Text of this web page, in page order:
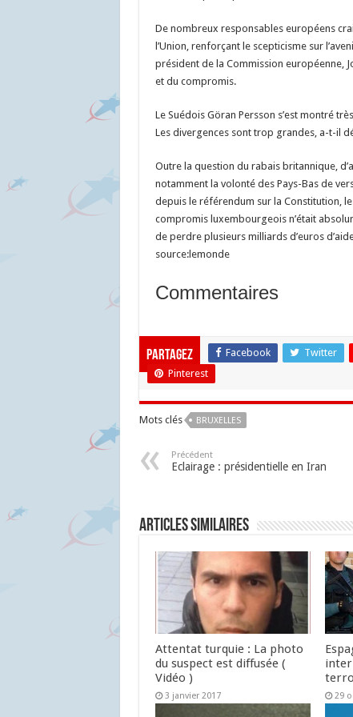
De nombreux responsables européens
l’Union, renforçant le scepticisme sur
président de la Commission européenne,
et du compromis.
Le Suédois Göran Persson s’est montré
Les divergences sont trop grandes, a-t-il
Outre la question du rabais britannique,
notamment la volonté des Pays-Bas de
depuis le référendum sur la Constitution,
compromis luxembourgeois n’était
de perdre plusieurs milliards d’euros
source:lemonde
Commentaires
Partagez Facebook Twitter
Pinterest
Mots clés BRUXELLES
Précédent
Eclairage : présidentielle en Iran
Articles similaires
Attentat turquie : La photo
du suspect est diffusée (
Vidéo )
3 janvier 2017 29